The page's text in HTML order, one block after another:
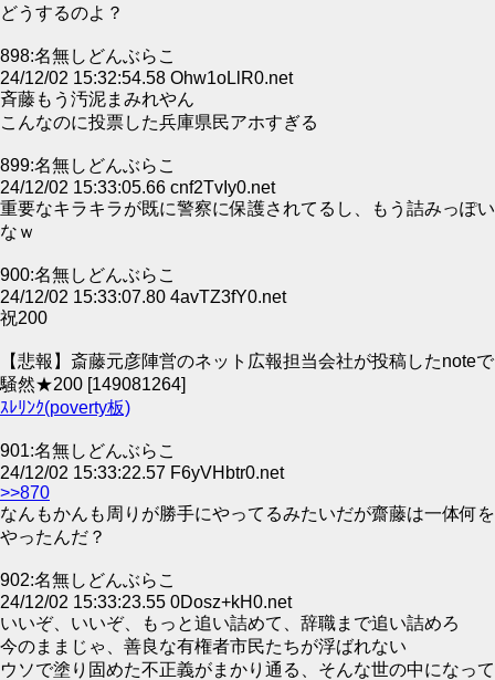
どうするのよ？
898:名無しどんぶらこ
24/12/02 15:32:54.58 Ohw1oLlR0.net
斉藤もう汚泥まみれやん
こんなのに投票した兵庫県民アホすぎる
899:名無しどんぶらこ
24/12/02 15:33:05.66 cnf2TvIy0.net
重要なキラキラが既に警察に保護されてるし、もう詰みっぽい
なｗ
900:名無しどんぶらこ
24/12/02 15:33:07.80 4avTZ3fY0.net
祝200
【悲報】斎藤元彦陣営のネット広報担当会社が投稿したnoteで
騒然★200 [149081264]
ｽﾚﾘﾝｸ(poverty板)
901:名無しどんぶらこ
24/12/02 15:33:22.57 F6yVHbtr0.net
>>870
なんもかんも周りが勝手にやってるみたいだが齋藤は一体何を
やったんだ？
902:名無しどんぶらこ
24/12/02 15:33:23.55 0Dosz+kH0.net
いいぞ、いいぞ、もっと追い詰めて、辞職まで追い詰めろ
今のままじゃ、善良な有権者市民たちが浮ばれない
ウソで塗り固めた不正義がまかり通る、そんな世の中になって